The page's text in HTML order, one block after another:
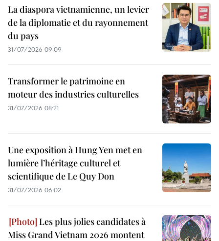
La diaspora vietnamienne, un levier
de la diplomatie et du rayonnement
du pays
31/07/2026 09:09
Transformer le patrimoine en
moteur des industries culturelles
31/07/2026 08:21
Une exposition à Hung Yen met en
lumière l’héritage culturel et
scientifique de Le Quy Don
31/07/2026 06:02
Les plus jolies candidates à
Miss Grand Vietnam 2026 montent